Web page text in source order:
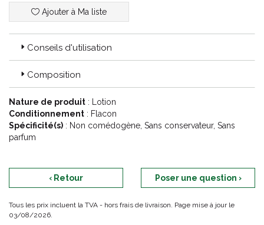
Ajouter à Ma liste
Conseils d'utilisation
Composition
Nature de produit : Lotion
Conditionnement : Flacon
Spécificité(s) : Non comédogène, Sans conservateur, Sans
parfum
‹ Retour Poser une question ›
Tous les prix incluent la TVA - hors frais de livraison. Page mise à jour le
03/08/2026.